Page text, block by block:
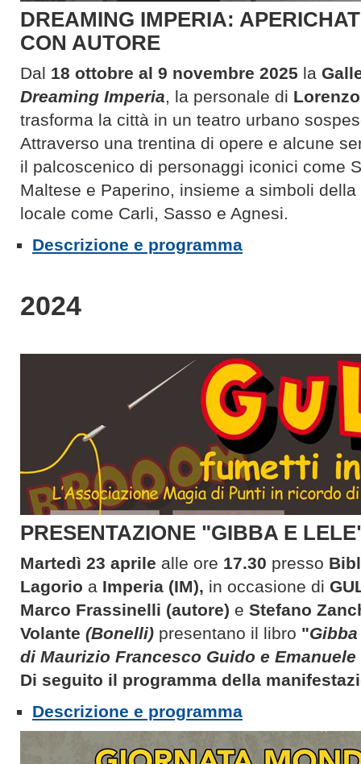
DREAMING IMPERIA:
CON AUTORE
Dal 18 ottobre al 9 novembre 2025 la
Dreaming Imperia, la personale di
trasforma la città in un teatro urbano
Attraverso una trentina di opere e alcune
il palcoscenico di personaggi iconici come
Maltese e Paperino, insieme a simboli
locale come Carli, Sasso e Agnesi.
Descrizione e programma
2024
PRESENTAZIONE "GIBBA E
Martedì 23 aprile alle ore 17.30 presso
Lagorio a Imperia (IM), in occasione di
Marco Frassinelli (autore) e Stefano
Volante (Bonelli) presentano il libro "
di Maurizio Francesco Guido e
Di seguito il programma della
Descrizione e programma